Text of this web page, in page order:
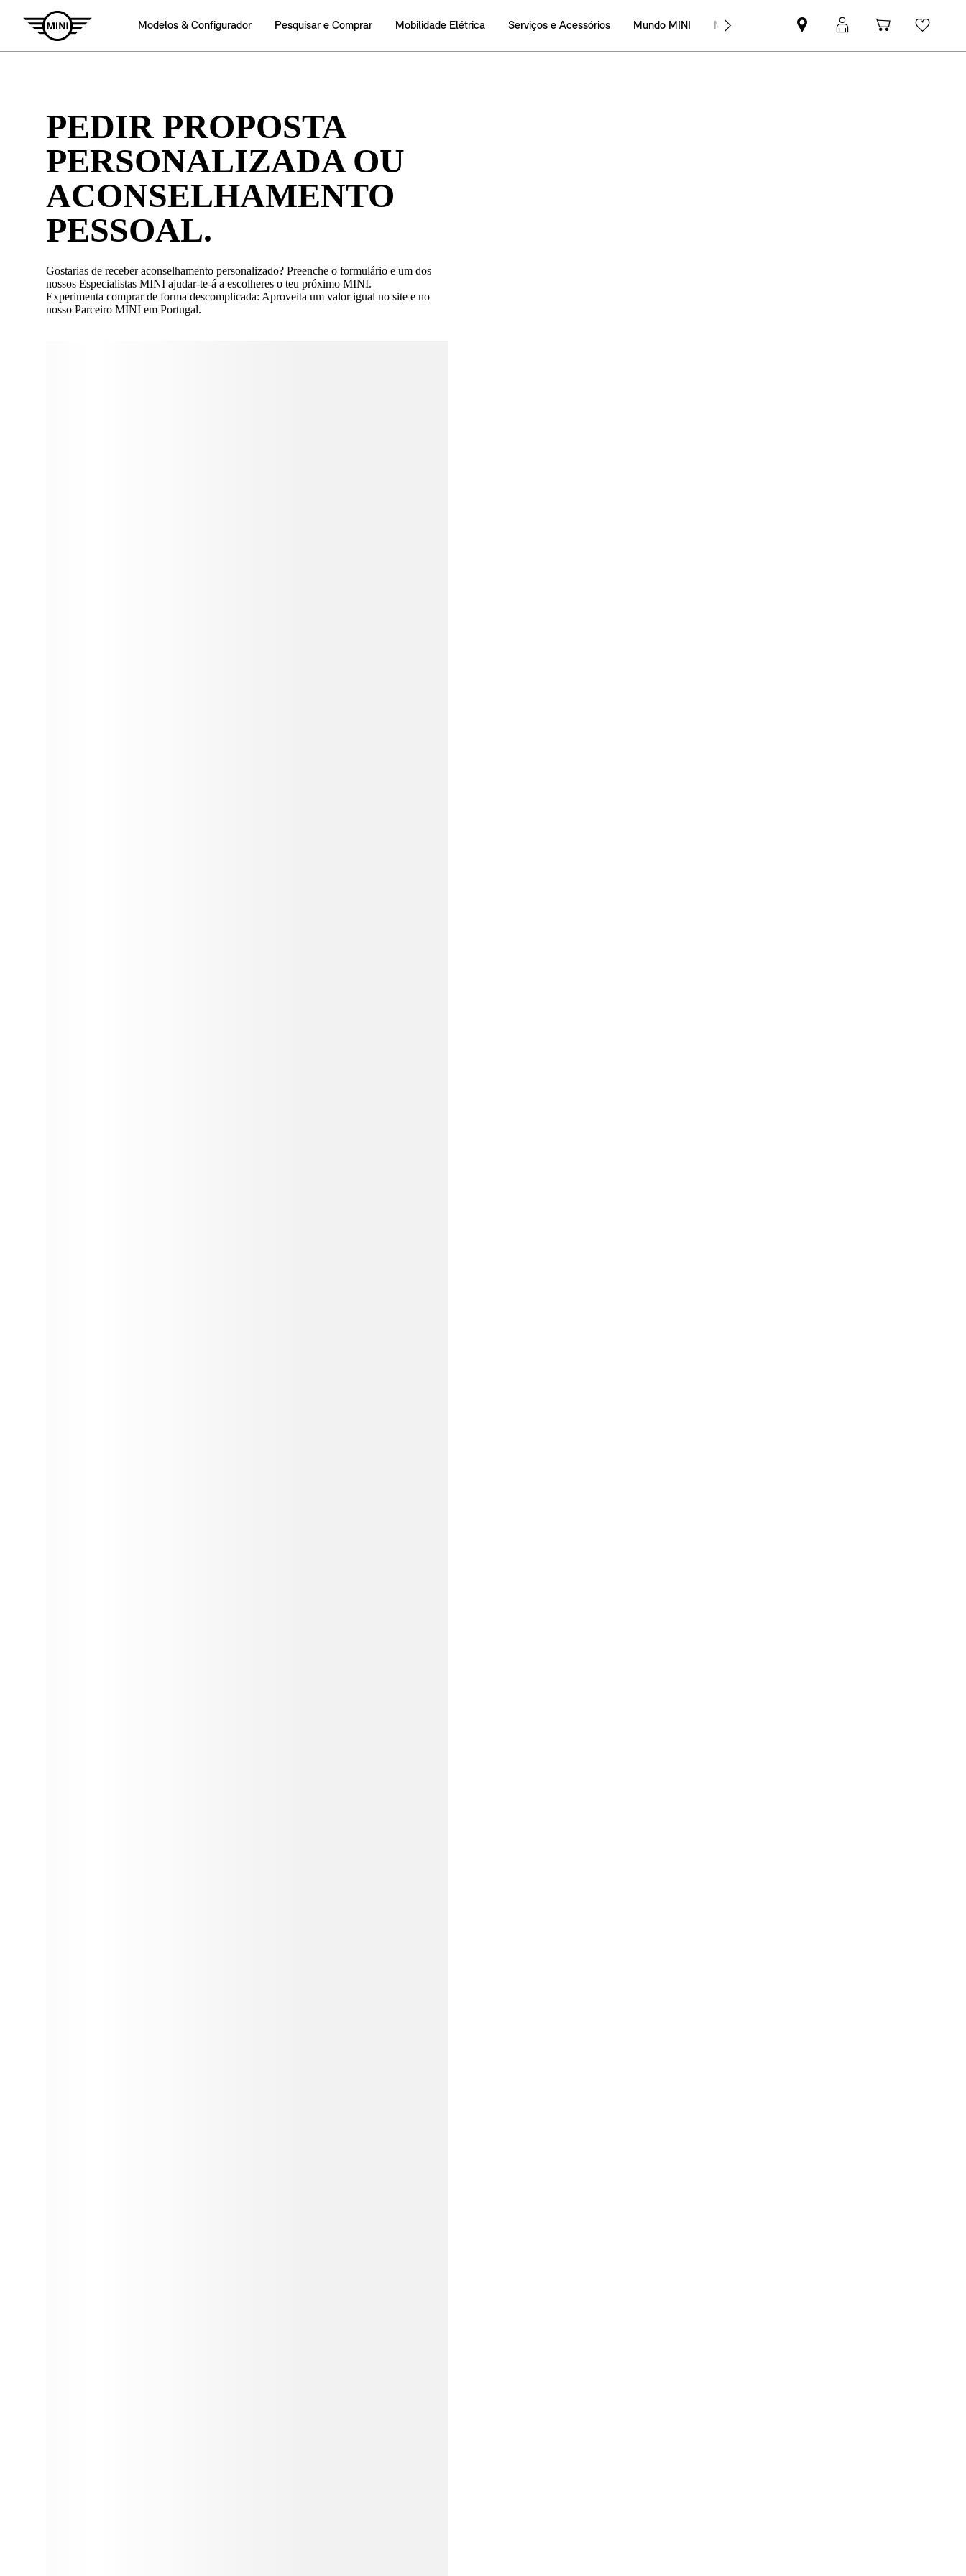
PEDIR PROPOSTA
PERSONALIZADA OU
ACONSELHAMENTO
PESSOAL.
Gostarias de receber aconselhamento personalizado? Preenche o formulário e um dos
nossos Especialistas MINI ajudar-te-á a escolheres o teu próximo MINI.
Experimenta comprar de forma descomplicada: Aproveita um valor igual no site e no
nosso Parceiro MINI em Portugal.